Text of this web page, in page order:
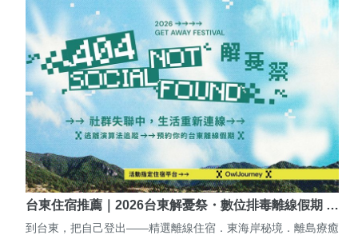
台東住宿推薦｜2026台東解憂祭・數位排毒離線假期 …
到台東，把自己登出——精選離線住宿．東海岸秘境．離島療癒